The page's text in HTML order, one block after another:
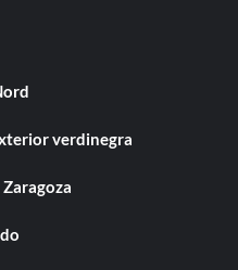
verdinegra